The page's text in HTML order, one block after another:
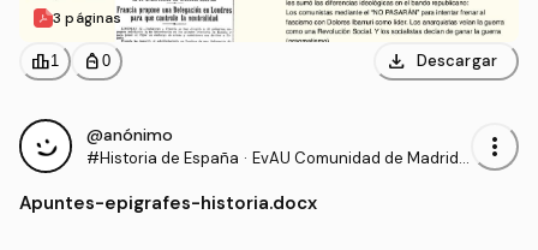
3 páginas
leaderboard1 personal_bag 0 download Descargar
@anónimo
#Historia de España · EvAU Comunidad de Madrid -
sidad
more_vert
Apuntes-epigrafes-historia.docx